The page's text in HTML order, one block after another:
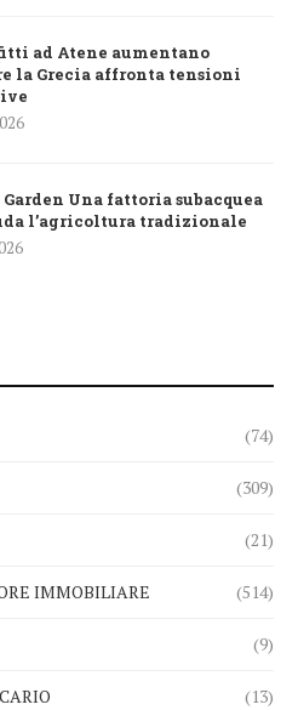
ad Atene aumentano
la Grecia affronta tensioni
Garden Una fattoria subacquea
l’agricoltura tradizionale
(74)
(309)
(21)
IMMOBILIARE (514)
(9)
(13)